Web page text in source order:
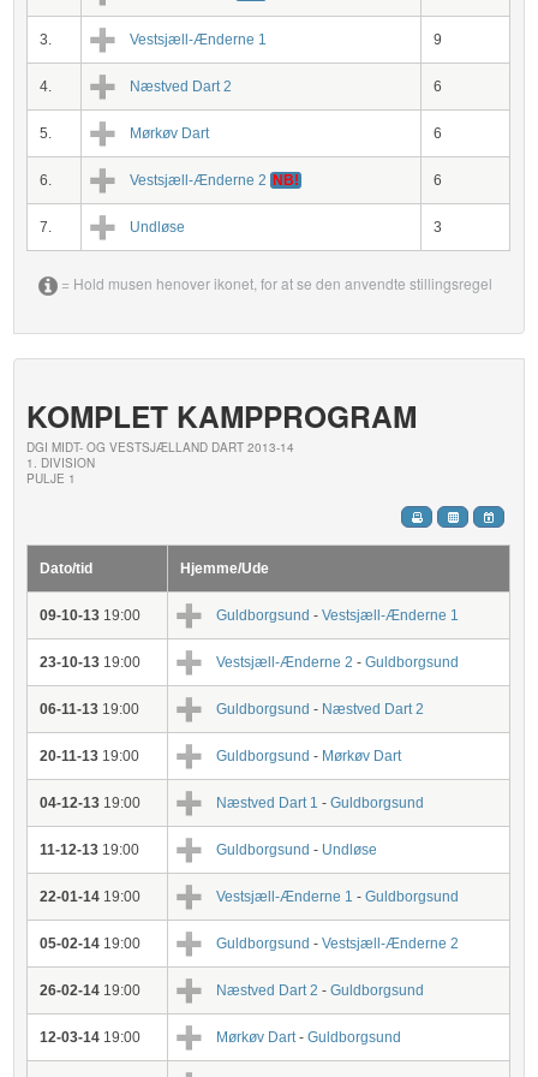
3. Vestsjæll-Ænderne 1 9
4. Næstved Dart 2 6
5. Mørkøv Dart 6
6. Vestsjæll-Ænderne 2 NB! 6
7. Undløse 3
= Hold musen henover ikonet, for at se den anvendte stillingsregel
KOMPLET KAMPPROGRAM
DGI MIDT- OG VESTSJÆLLAND DART 2013-14
1. DIVISION
PULJE 1
Dato/tid Hjemme/Ude
09-10-13 19:00 Guldborgsund-Vestsjæll-Ænderne 1
23-10-13 19:00 Vestsjæll-Ænderne 2 -Guldborgsund
06-11-13 19:00 Guldborgsund- Næstved Dart 2
20-11-13 19:00 Guldborgsund- Mørkøv Dart
04-12-13 19:00 Næstved Dart 1 -Guldborgsund
11-12-13 19:00 Guldborgsund- Undløse
22-01-14 19:00 Vestsjæll-Ænderne 1 -Guldborgsund
05-02-14 19:00 Guldborgsund-Vestsjæll-Ænderne 2
26-02-14 19:00 Næstved Dart 2 -Guldborgsund
12-03-14 19:00 Mørkøv Dart-Guldborgsund